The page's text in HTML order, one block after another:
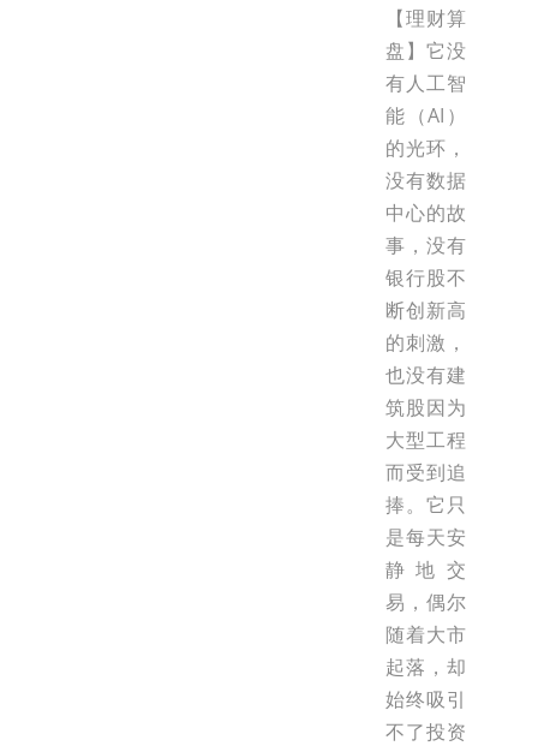
【理财算
盘】它没
有人工智
能（AI）
的光环，
没有数据
中心的故
事，没有
银行股不
断创新高
的刺激，
也没有建
筑股因为
大型工程
而受到追
捧。它只
是每天安
静地交
易，偶尔
随着大市
起落，却
始终吸引
不了投资